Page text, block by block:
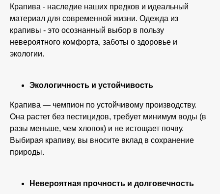
Крапива - наследие наших предков и идеальный
материал для современной жизни. Одежда из
крапивы - это осознанный выбор в пользу
невероятного комфорта, заботы о здоровье и
экологии.
Экологичность и устойчивость
Крапива — чемпион по устойчивому производству.
Она растет без пестицидов, требует минимум воды (в
разы меньше, чем хлопок) и не истощает почву.
Выбирая крапиву, вы вносите вклад в сохранение
природы.
Невероятная прочность и долговечность